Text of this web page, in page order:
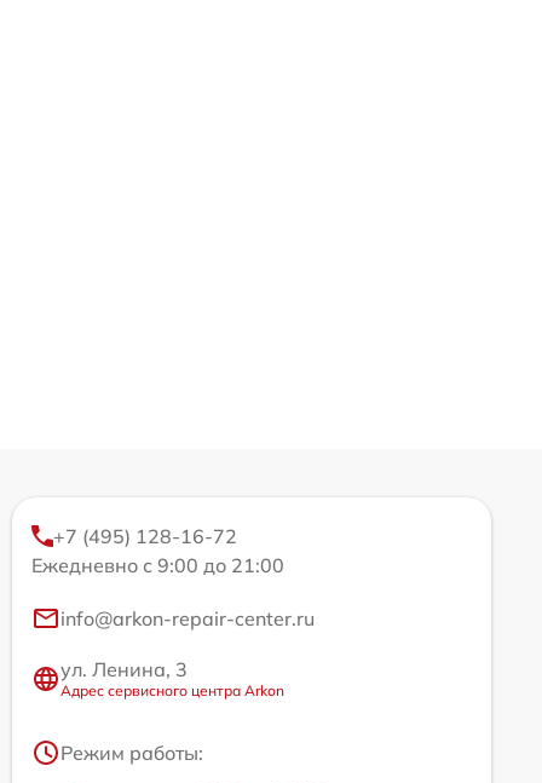
+7 (495) 128-16-72
Ежедневно с 9:00 до 21:00
info@arkon-repair-center.ru
ул. Ленина, 3
Адрес сервисного центра Arkon
Режим работы: